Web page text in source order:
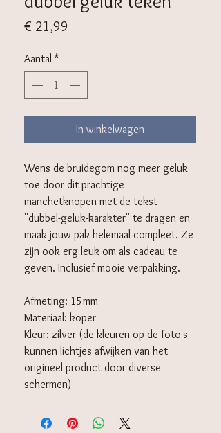
€ 21,99
Aantal *
In winkelwagen
Wens de bruidegom nog meer geluk
toe door dit prachtige
manchetknopen met de tekst
''dubbel-geluk-karakter'' te dragen en
maak jouw pak helemaal compleet. Ze
zijn ook erg leuk om als cadeau te
geven. Inclusief mooie verpakking.
Afmeting: 15mm
Materiaal: koper
Kleur: zilver (de kleuren op de foto's
kunnen lichtjes afwijken van het
origineel product door diverse
schermen)